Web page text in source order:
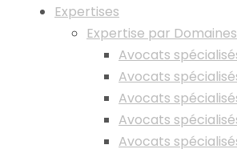
Expertises
Expertise par
Avocats
Avocats
Avocats
Avocats
Avocats